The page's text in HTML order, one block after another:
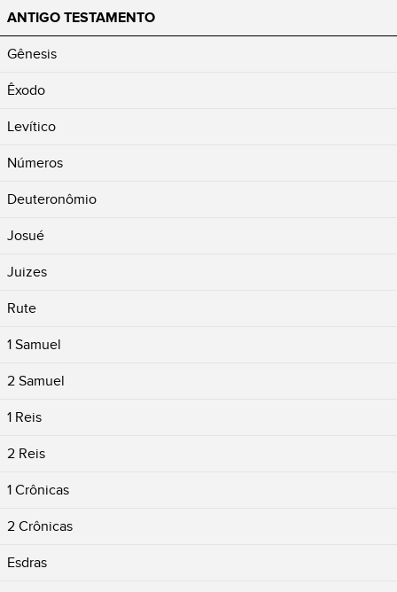
ANTIGO TESTAMENTO
Gênesis
Êxodo
Levítico
Números
Deuteronômio
Josué
Juizes
Rute
1 Samuel
2 Samuel
1 Reis
2 Reis
1 Crônicas
2 Crônicas
Esdras